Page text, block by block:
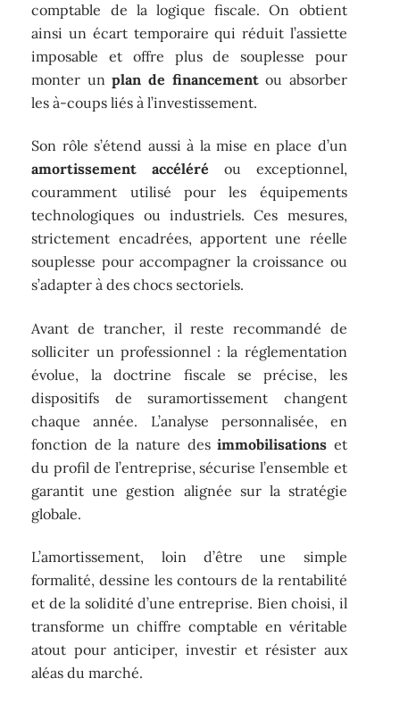
comptable de la logique fiscale. On obtient
ainsi un écart temporaire qui réduit l’assiette
imposable et offre plus de souplesse pour
monter unplan de financementou absorber
les à-coups liés à l’investissement.
Son rôle s’étend aussi à la mise en place d’un
amortissement accéléré ou exceptionnel,
couramment utilisé pour les équipements
technologiques ou industriels. Ces mesures,
strictement encadrées, apportent une réelle
souplesse pour accompagner la croissance ou
s’adapter à des chocs sectoriels.
Avant de trancher, il reste recommandé de
solliciter un professionnel : la réglementation
évolue, la doctrine fiscale se précise, les
dispositifs de suramortissement changent
chaque année. L’analyse personnalisée, en
fonction de la nature desimmobilisations et
du profil de l’entreprise, sécurise l’ensemble et
garantit une gestion alignée sur la stratégie
globale.
L’amortissement, loin d’être une simple
formalité, dessine les contours de la rentabilité
et de la solidité d’une entreprise. Bien choisi, il
transforme un chiffre comptable en véritable
atout pour anticiper, investir et résister aux
aléas du marché.